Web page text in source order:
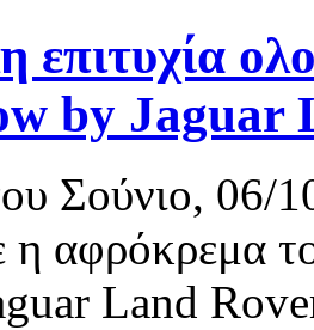
επιτυχία
by Jaguar
Σούνιο, 06/
η αφρόκρεμα
Land